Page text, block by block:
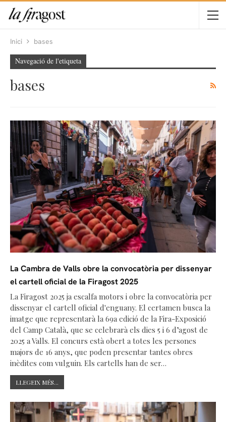
Inici bases
Navegació de l'etiqueta
bases
La Cambra de Valls obre la convocatòria per dissenyar
el cartell oficial de la Firagost 2025
La Firagost 2025 ja escalfa motors i obre la convocatòria per
dissenyar el cartell oficial d'enguany. El certamen busca la
imatge que representarà la 69a edició de la Fira-Exposició
del Camp Català, que se celebrarà els dies 5 i 6 d’agost de
2025 a Valls. El concurs està obert a totes les persones
majors de 16 anys, que poden presentar tantes obres
inèdites com vulguin. Els cartells han de ser…
LLEGEIX MÉS...